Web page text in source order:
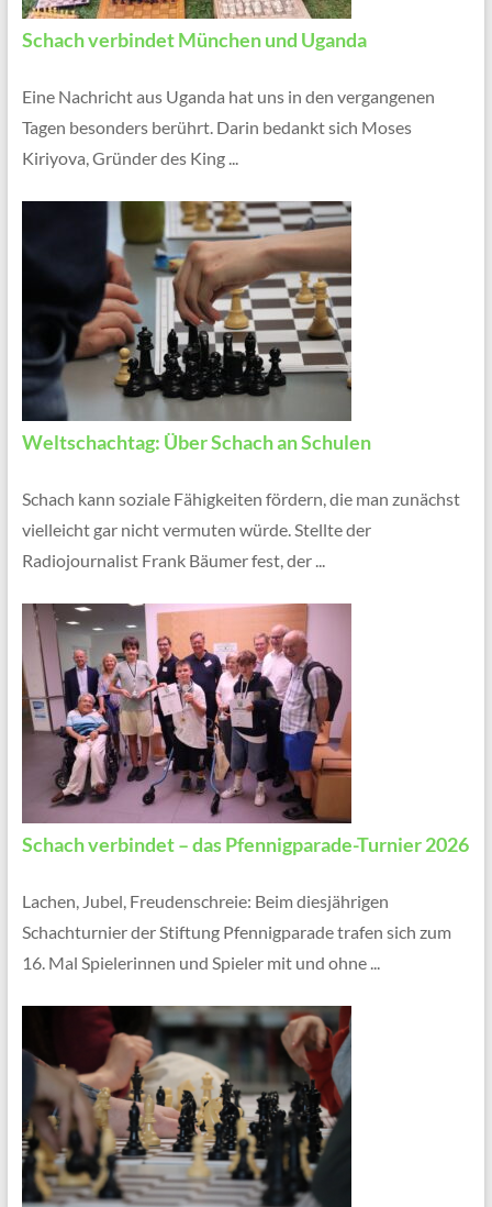
Schach verbindet München und Uganda
Eine Nachricht aus Uganda hat uns in den vergangenen
Tagen besonders berührt. Darin bedankt sich Moses
Kiriyova, Gründer des King ...
Weltschachtag: Über Schach an Schulen
Schach kann soziale Fähigkeiten fördern, die man zunächst
vielleicht gar nicht vermuten würde. Stellte der
Radiojournalist Frank Bäumer fest, der ...
Schach verbindet – das Pfennigparade-Turnier 2026
Lachen, Jubel, Freudenschreie: Beim diesjährigen
Schachturnier der Stiftung Pfennigparade trafen sich zum
16. Mal Spielerinnen und Spieler mit und ohne ...